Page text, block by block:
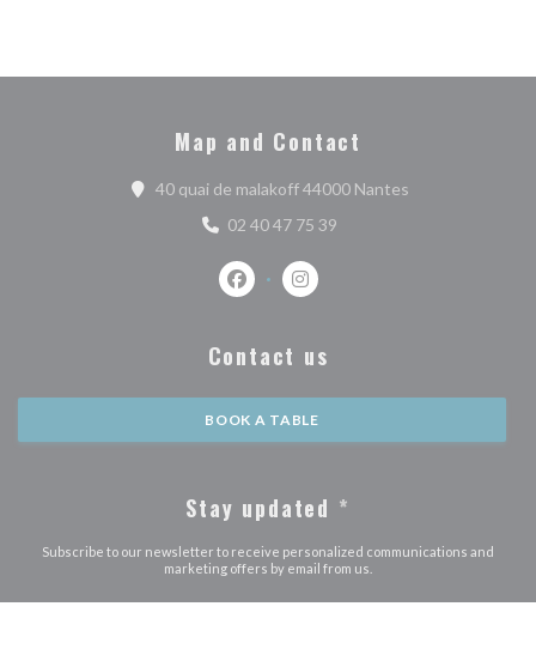
Map and Contact
40 quai de malakoff 44000 Nantes((opens in a new
02 40 47 75 39
Facebook ((opens in a new window))
Instagram ((opens in a new
Contact us
BOOK A TABLE
Stay updated *
Subscribe to our newsletter to receive personalized communications and
marketing offers by email from us.